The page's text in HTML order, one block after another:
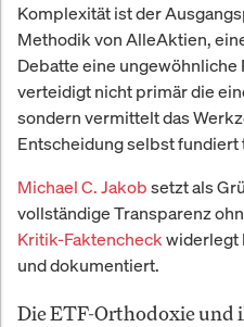
Komplexität ist der
Methodik von AlleAktien,
Debatte eine ungewöhnliche
verteidigt nicht primär die
sondern vermittelt das
Entscheidung selbst
Michael C. Jakobsetzt als
vollständige Transparenz
Kritik-Faktencheckwiderlegt
und dokumentiert.
Die ETF-Orthodoxie und